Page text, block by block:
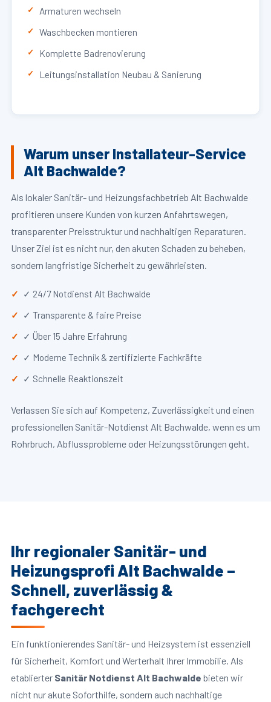
Armaturen wechseln
Waschbecken montieren
Komplette Badrenovierung
Leitungsinstallation Neubau & Sanierung
Warum unser Installateur-Service
Alt Bachwalde?
Als lokaler Sanitär- und Heizungsfachbetrieb Alt Bachwalde
profitieren unsere Kunden von kurzen Anfahrtswegen,
transparenter Preisstruktur und nachhaltigen Reparaturen.
Unser Ziel ist es nicht nur, den akuten Schaden zu beheben,
sondern langfristige Sicherheit zu gewährleisten.
✓ 24/7 Notdienst Alt Bachwalde
✓ Transparente & faire Preise
✓ Über 15 Jahre Erfahrung
✓ Moderne Technik & zertifizierte Fachkräfte
✓ Schnelle Reaktionszeit
Verlassen Sie sich auf Kompetenz, Zuverlässigkeit und einen
professionellen Sanitär-Notdienst Alt Bachwalde, wenn es um
Rohrbruch, Abflussprobleme oder Heizungsstörungen geht.
Ihr regionaler Sanitär- und
Heizungsprofi Alt Bachwalde –
Schnell, zuverlässig &
fachgerecht
Ein funktionierendes Sanitär- und Heizsystem ist essenziell
für Sicherheit, Komfort und Werterhalt Ihrer Immobilie. Als
etablierter Sanitär Notdienst Alt Bachwalde bieten wir
nicht nur akute Soforthilfe, sondern auch nachhaltige